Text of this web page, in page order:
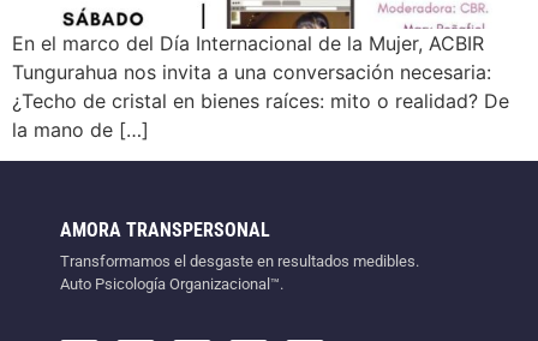
En el marco del Día Internacional de la Mujer, ACBIR
Tungurahua nos invita a una conversación necesaria:
¿Techo de cristal en bienes raíces: mito o realidad? De
la mano de […]
AMORA TRANSPERSONAL
Transformamos el desgaste en resultados medibles.
Auto Psicología Organizacional™.